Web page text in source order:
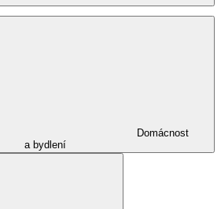
Domácnost
a bydlení